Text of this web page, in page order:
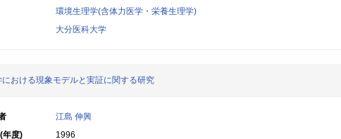
環境生理学(含体力医学・栄養生理学)
大分医科大学
おける現象モデルと実証に関する研究
江島 伸興
年度)
1996